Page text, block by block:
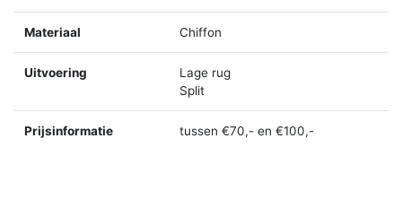
Materiaal Chiffon
Uitvoering
Lage rug
Split
Prijsinformatie tussen €70,- en €100,-